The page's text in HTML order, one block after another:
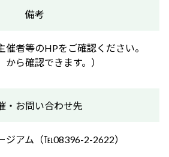
備考
催者等のHPをご確認ください。
から確認できます。）
・お問い合わせ先
ジアム（℡08396-2-2622）